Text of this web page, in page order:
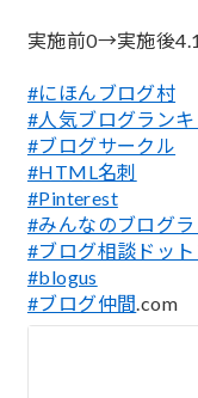
実施前0→実施後4.1
#にほんブログ村
#人気ブログラン
#ブログサークル
#HTML名刺
#Pinterest
#みんなのブログ
#ブログ相談ドット
#blogus
#ブログ仲間 .com